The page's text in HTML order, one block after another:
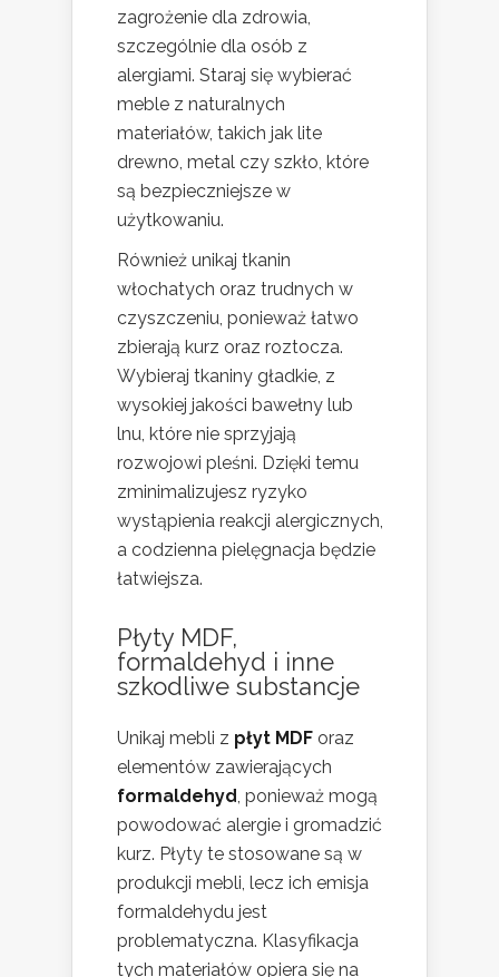
zagrożenie dla zdrowia,
szczególnie dla osób z
alergiami. Staraj się wybierać
meble z naturalnych
materiałów, takich jak lite
drewno, metal czy szkło, które
są bezpieczniejsze w
użytkowaniu.
Również unikaj tkanin
włochatych oraz trudnych w
czyszczeniu, ponieważ łatwo
zbierają kurz oraz roztocza.
Wybieraj tkaniny gładkie, z
wysokiej jakości bawełny lub
lnu, które nie sprzyjają
rozwojowi pleśni. Dzięki temu
zminimalizujesz ryzyko
wystąpienia reakcji alergicznych,
a codzienna pielęgnacja będzie
łatwiejsza.
Płyty MDF,
formaldehyd i inne
szkodliwe substancje
Unikaj mebli z płyt MDF oraz
elementów zawierających
formaldehyd, ponieważ mogą
powodować alergie i gromadzić
kurz. Płyty te stosowane są w
produkcji mebli, lecz ich emisja
formaldehydu jest
problematyczna. Klasyfikacja
tych materiałów opiera się na